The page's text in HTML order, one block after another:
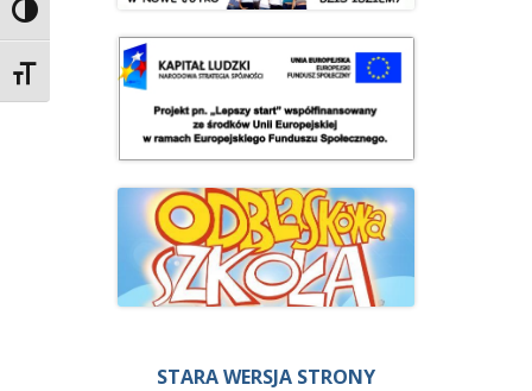
Przełącz wysoki kontrast
Zmień rozmiar czcionek
STARA WERSJA STRONY